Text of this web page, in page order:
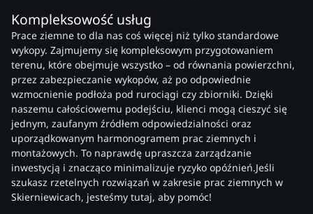
Kompleksowość usług
Prace ziemne to dla nas coś więcej niż tylko standardowe
wykopy. Zajmujemy się kompleksowym przygotowaniem
terenu, które obejmuje wszystko – od równania powierzchni,
przez zabezpieczanie wykopów, aż po odpowiednie
wzmocnienie podłoża pod rurociągi czy zbiorniki. Dzięki
naszemu całościowemu podejściu, klienci mogą cieszyć się
jednym, zaufanym źródłem odpowiedzialności oraz
uporządkowanym harmonogramem prac ziemnych i
montażowych. To naprawdę upraszcza zarządzanie
inwestycją i znacząco minimalizuje ryzyko opóźnień.Jeśli
szukasz rzetelnych rozwiązań w zakresie prac ziemnych w
Skierniewicach, jesteśmy tutaj, aby pomóc!